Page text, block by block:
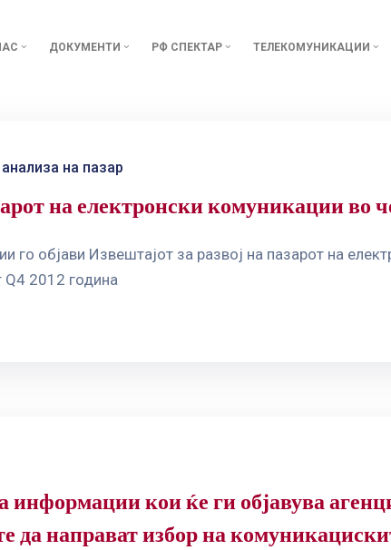
ДОКУМЕНТИ РФ СПЕКТАР ТЕЛЕКОМУНИКАЦИИ
на пазар
на електронски комуникации во
го објави Извештајот за развој на пазарот на
Q4 2012 година
информации кои ќе ги објавува
направат избор на